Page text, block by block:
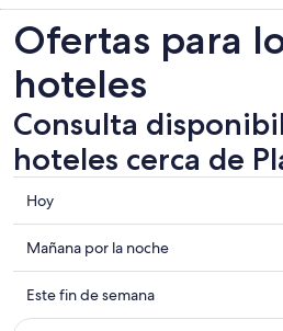
Ofertas para
hoteles
Consulta
hoteles cerca de
Consultar
los
precios
cerca
de
Playa
Hoy
Consultar
precios
cerca
de
Mañana por la noche
Consultar
precios
Este fin de semana